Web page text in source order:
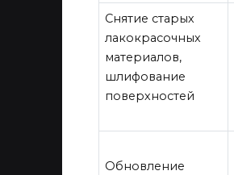
Снятие старых
лакокрасочных
материалов,
шлифование
поверхностей
Обновление